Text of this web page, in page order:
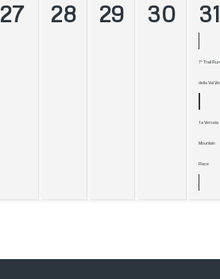
27 28 29 30 31
7° Trail Run
della Val
1a Verceia
Mountain
Race